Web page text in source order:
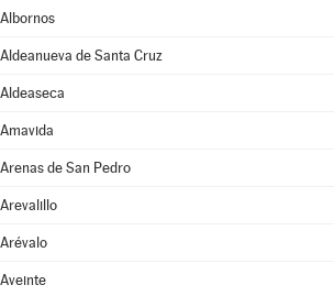
Albornos
Aldeanueva de Santa Cruz
Aldeaseca
Amavida
Arenas de San Pedro
Arevalillo
Arévalo
Aveinte